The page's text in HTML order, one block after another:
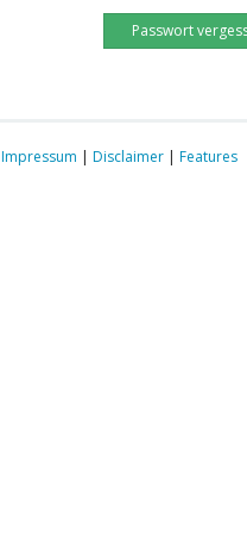
Passwort
Impressum | Disclaimer| Features